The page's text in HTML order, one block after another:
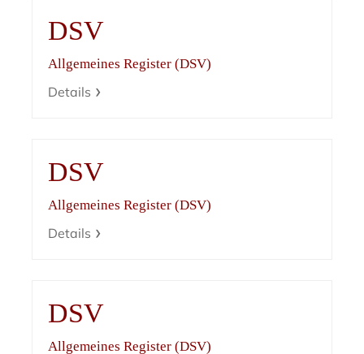
DSV
Allgemeines Register (DSV)
Details
DSV
Allgemeines Register (DSV)
Details
DSV
Allgemeines Register (DSV)